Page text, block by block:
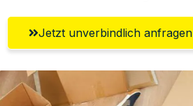
Jetzt unverbindlich anfragen